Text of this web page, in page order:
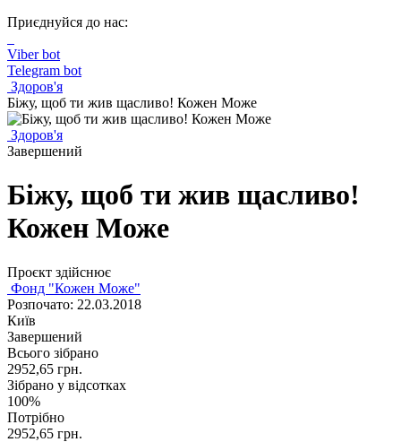
Приєднуйся до нас:
Viber bot
Telegram bot
Здоров'я
Біжу, щоб ти жив щасливо! Кожен Може
Здоров'я
Завершений
Біжу, щоб ти жив щасливо!
Кожен Може
Проєкт здійснює
Фонд "Кожен Може"
Розпочато: 22.03.2018
Київ
Завершений
Всього зібрано
2952,65 грн.
Зібрано у відсотках
100%
Потрібно
2952,65 грн.